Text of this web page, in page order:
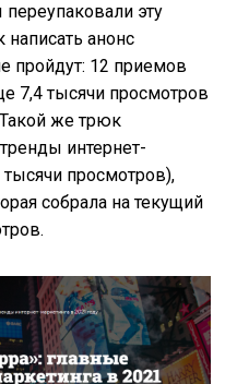
эту
анонс
пройдут: 12 приемов
7,4 тысячи просмотров
же трюк
интернет-
тысячи просмотров),
собрала на текущий